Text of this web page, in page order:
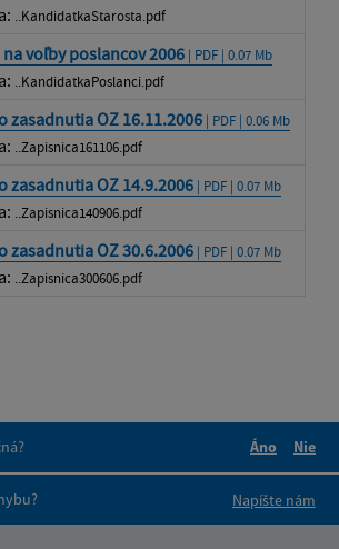
..KandidatkaStarosta.pdf
voľby poslancov 2006 | PDF | 0.07 Mb
..KandidatkaPoslanci.pdf
zasadnutia OZ 16.11.2006 | PDF | 0.06 Mb
..Zapisnica161106.pdf
zasadnutia OZ 14.9.2006 | PDF | 0.07 Mb
..Zapisnica140906.pdf
zasadnutia OZ 30.6.2006 | PDF | 0.07 Mb
..Zapisnica300606.pdf
Áno
Nie
Napíšte nám